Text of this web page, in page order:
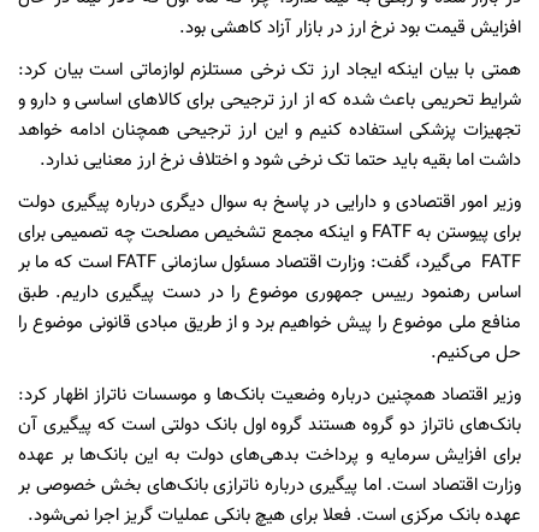
افزایش قیمت بود نرخ ارز در بازار آزاد کاهشی بود.
همتی با بیان اینکه ایجاد ارز تک نرخی مستلزم لوازماتی است بیان کرد:
شرایط تحریمی باعث شده که از ارز ترجیحی برای کالاهای اساسی و دارو و
تجهیزات پزشکی استفاده کنیم و این ارز ترجیحی همچنان ادامه خواهد
داشت اما بقیه باید حتما تک نرخی شود و اختلاف نرخ‌ ارز معنایی ندارد.
وزیر امور اقتصادی و دارایی در پاسخ به سوال دیگری درباره پیگیری دولت
برای پیوستن به FATF و اینکه مجمع تشخیص مصلحت چه تصمیمی برای
FATF می‌گیرد، گفت: وزارت اقتصاد مسئول سازمانی FATF است که ما بر
اساس رهنمود رییس جمهوری موضوع را در دست پیگیری داریم. طبق
منافع ملی موضوع را پیش خواهیم برد و از طریق مبادی قانونی موضوع را
حل می‌کنیم.
وزیر اقتصاد همچنین درباره وضعیت بانک‌ها و موسسات ناتراز اظهار کرد:
بانک‌های ناتراز دو گروه هستند گروه اول بانک‌ دولتی است که پیگیری آن
برای افزایش سرمایه و پرداخت بدهی‌های دولت به این بانک‌ها بر عهده
وزارت اقتصاد است. اما پیگیری درباره ناترازی‌ بانک‌های بخش خصوصی بر
عهده بانک مرکزی است. فعلا برای هیچ بانکی عملیات گریز اجرا نمی‌شود.